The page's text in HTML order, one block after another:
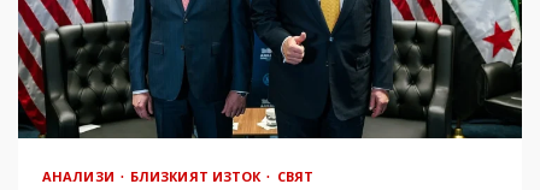
АНАЛИЗИ БЛИЗКИЯТ ИЗТОК СВЯТ